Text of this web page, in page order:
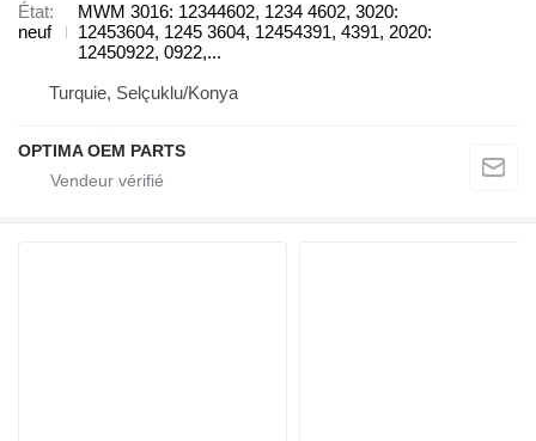
État
neuf
MWM 3016: 12344602, 1234 4602, 3020:
12453604, 1245 3604, 12454391, 4391, 2020:
12450922, 0922,...
Turquie, Selçuklu/Konya
OPTIMA OEM PARTS